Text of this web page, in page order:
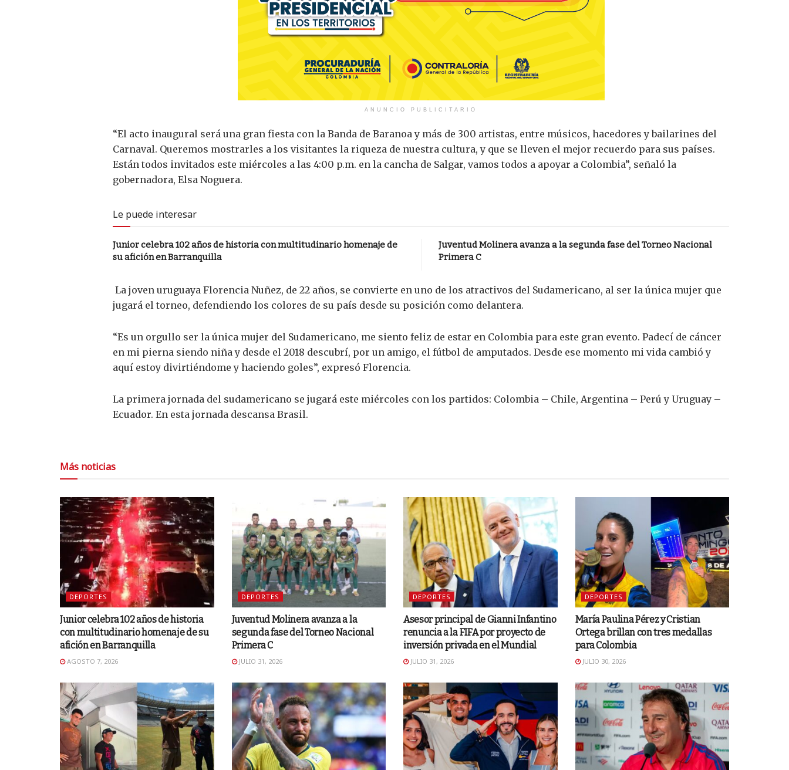
ANUNCIO PUBLICITARIO
“El acto inaugural será una gran fiesta con la Banda de Baranoa y más de 300 artistas, entre músicos, hacedores y bailarines del
Carnaval. Queremos mostrarles a los visitantes la riqueza de nuestra cultura, y que se lleven el mejor recuerdo para sus países.
Están todos invitados este miércoles a las 4:00 p.m. en la cancha de Salgar, vamos todos a apoyar a Colombia”, señaló la
gobernadora, Elsa Noguera.
Le puede interesar
Junior celebra 102 años de historia con multitudinario homenaje de
su afición en Barranquilla
Juventud Molinera avanza a la segunda fase del Torneo Nacional
Primera C
La joven uruguaya Florencia Nuñez, de 22 años, se convierte en uno de los atractivos del Sudamericano, al ser la única mujer que
jugará el torneo, defendiendo los colores de su país desde su posición como delantera.
“Es un orgullo ser la única mujer del Sudamericano, me siento feliz de estar en Colombia para este gran evento. Padecí de cáncer
en mi pierna siendo niña y desde el 2018 descubrí, por un amigo, el fútbol de amputados. Desde ese momento mi vida cambió y
aquí estoy divirtiéndome y haciendo goles”, expresó Florencia.
La primera jornada del sudamericano se jugará este miércoles con los partidos: Colombia – Chile, Argentina – Perú y Uruguay –
Ecuador. En esta jornada descansa Brasil.
Más noticias
DEPORTES
Junior celebra 102 años de historia
con multitudinario homenaje de su
afición en Barranquilla
AGOSTO 7, 2026
DEPORTES
Juventud Molinera avanza a la
segunda fase del Torneo Nacional
Primera C
JULIO 31, 2026
DEPORTES
Asesor principal de Gianni Infantino
renuncia a la FIFA por proyecto de
inversión privada en el Mundial
JULIO 31, 2026
DEPORTES
María Paulina Pérez y Cristian
Ortega brillan con tres medallas
para Colombia
JULIO 30, 2026